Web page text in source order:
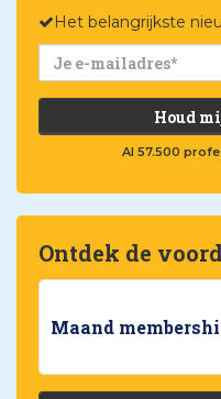
Het belangrijkste
Houd
Al 57.500
Ontdek de
Maand